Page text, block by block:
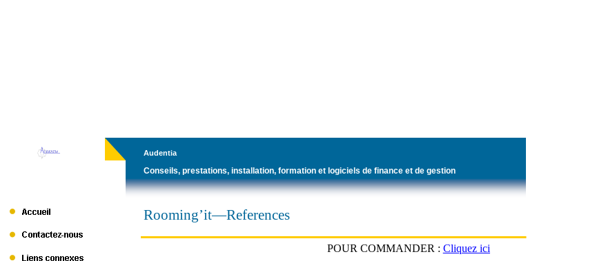
POUR COMMANDER : Cliquez ici
Audentia
Conseils, prestations, installation, formation et logiciels de finance et de gestion
Rooming’it—References